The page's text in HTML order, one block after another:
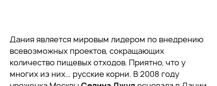
Дания является мировым лидером по внедрению
всевозможных проектов, сокращающих
количество пищевых отходов. Приятно, что у
многих из них… русские корни. В 2008 году